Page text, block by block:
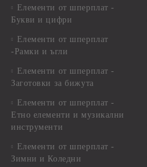
Елементи от шперплат -
Букви и цифри
Елементи от шперплат
-Рамки и ъгли
Елементи от шперплат -
Заготовки за бижута
Елементи от шперплат -
Етно елементи и музикални
инструменти
Елементи от шперплат -
Зимни и Коледни